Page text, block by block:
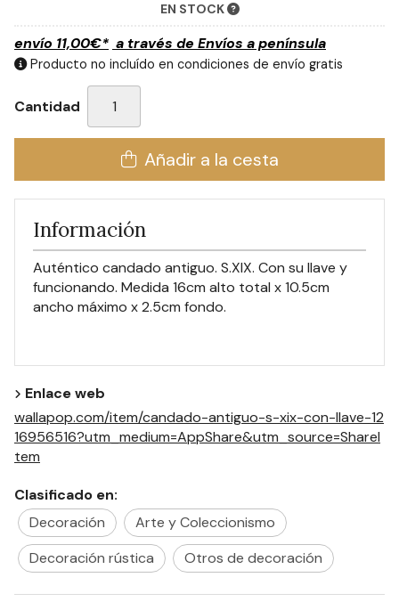
EN STOCK
envío 11,00€* a través de Envíos a península
Producto no incluído en condiciones de envío gratis
Cantidad
Añadir a la cesta
Información
Auténtico candado antiguo. S.XIX. Con su llave y
funcionando. Medida 16cm alto total x 10.5cm
ancho máximo x 2.5cm fondo.
Enlace web
wallapop.com/item/candado-antiguo-s-xix-con-llave-12
16956516?utm_medium=AppShare&utm_source=ShareI
tem
Clasificado en:
Decoración
Arte y Coleccionismo
Decoración rústica
Otros de decoración